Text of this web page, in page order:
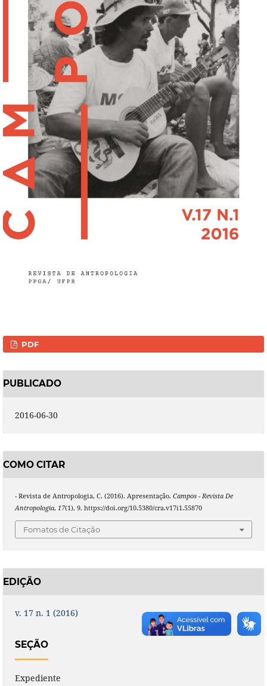
PDF
PUBLICADO
2016-06-30
COMO CITAR
- Revista de Antropologia, C. (2016). Apresentação. Campos - Revista De
Antropologia, 17(1), 9. https://doi.org/10.5380/cra.v17i1.55870
Fomatos de Citação
EDIÇÃO
v. 17 n. 1 (2016)
SEÇÃO
Expediente